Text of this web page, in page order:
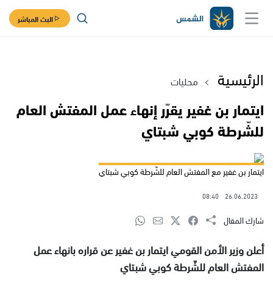
البث المباشر
الرئيسية محليات
ايتمار بن غفير يقرّر إنهاء عمل المفتش العام
للشّرطة كوبي شبتاي
ايتمار بن غفير مع المفتش العام للشّرطة كوبي شبتاي
26.06.2023
08:40
شارك المقال
أعلن وزير الأمن القومي ايتمار بن غفير عن قراره بانهاء عمل
المفتش العام للشّرطة كوبي شبتاي